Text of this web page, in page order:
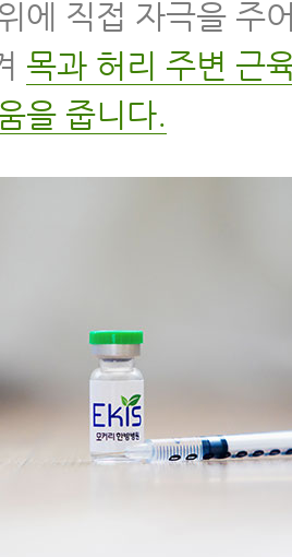
에 직접 자극을 주
목과 허리 주변 근
을 줍니다.